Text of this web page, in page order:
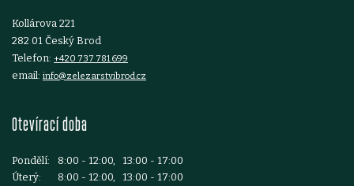
Kollárova 221
282 01 Český Brod
Telefon: +420 737 781 699
email: info@zelezarstvibrod.cz
Otevírací doba
Pondělí:
8:00 - 12:00, 13:00 - 17:00
Úterý:
8:00 - 12:00, 13:00 - 17:00